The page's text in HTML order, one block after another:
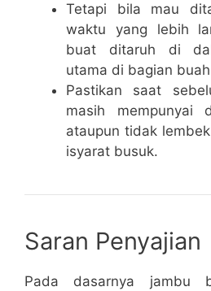
Tetapi bila mau
waktu yang lebih
buat ditaruh di
utama di bagian
Pastikan saat
masih mempunyai
ataupun tidak
isyarat busuk.
Saran Penyajian
Pada dasarnya jambu